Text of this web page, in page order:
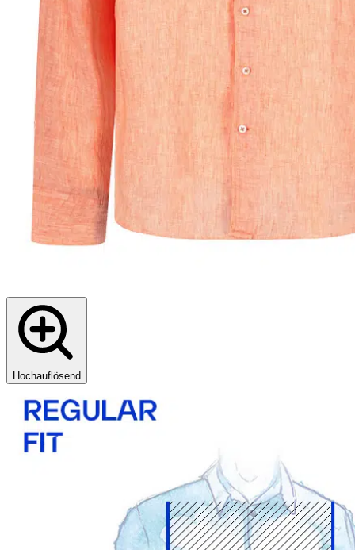
Hochauflösend